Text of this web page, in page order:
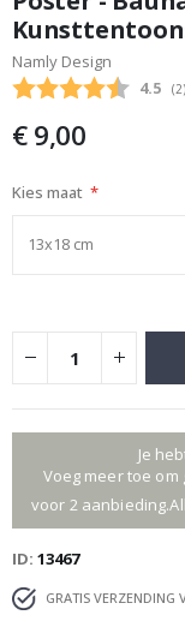
het
begin
van
de
gallerij
Namly Design
4.5 (2)
€ 9,00
Kies maat
Je
Voeg meer toe
voor 2
ID 13467
GRATIS VERZENDING